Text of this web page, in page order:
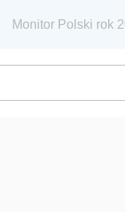
Monitor Polski rok